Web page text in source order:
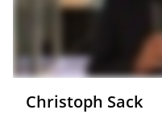
Christoph Sack